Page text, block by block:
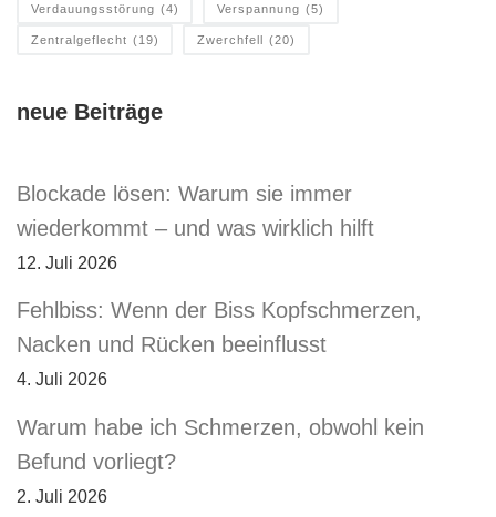
Verdauungsstörung (4) Verspannung (5)
Zentralgeflecht (19) Zwerchfell (20)
neue Beiträge
Blockade lösen: Warum sie immer
wiederkommt – und was wirklich hilft
12. Juli 2026
Fehlbiss: Wenn der Biss Kopfschmerzen,
Nacken und Rücken beeinflusst
4. Juli 2026
Warum habe ich Schmerzen, obwohl kein
Befund vorliegt?
2. Juli 2026